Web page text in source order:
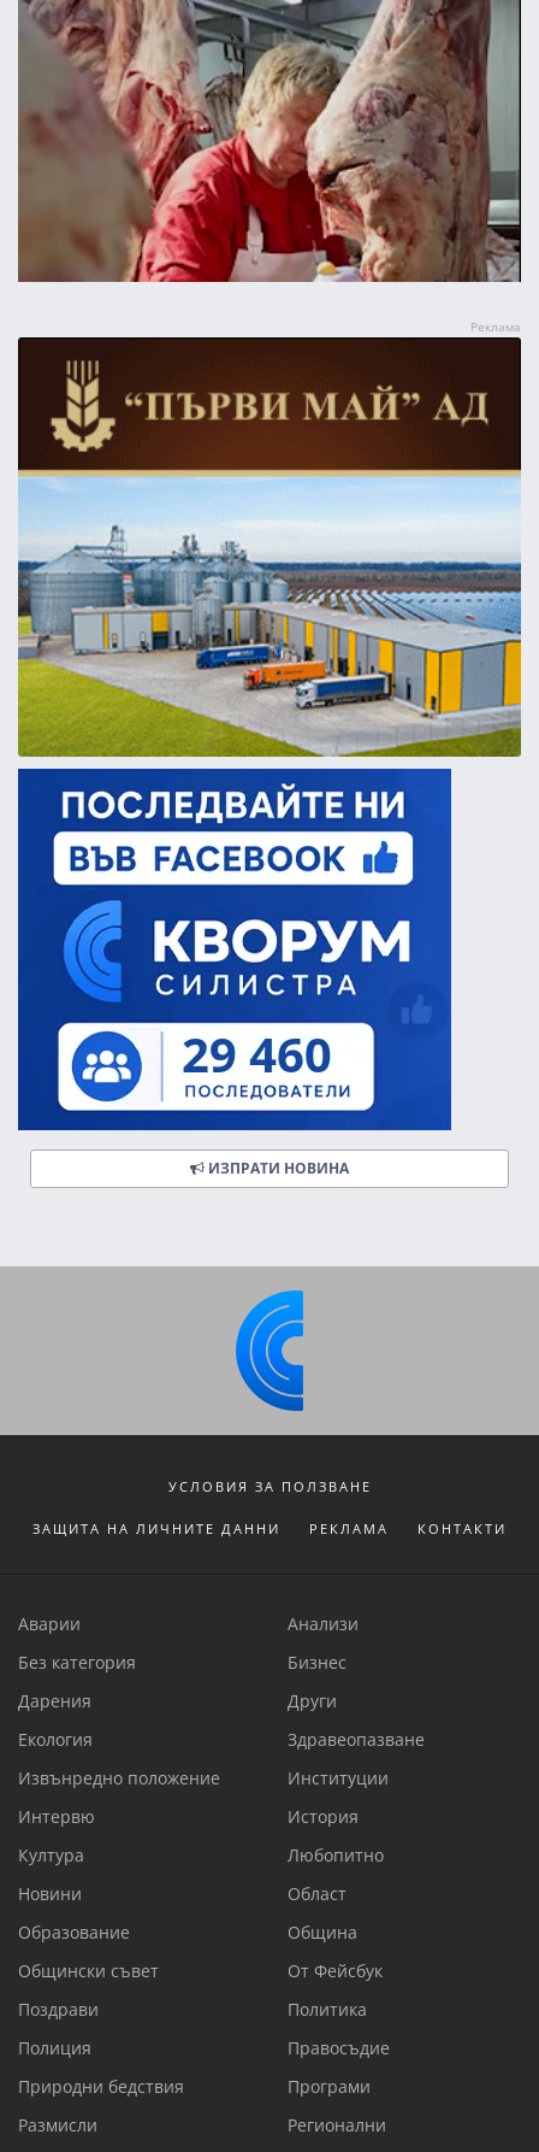
ИЗПРАТИ НОВИНА
УСЛОВИЯ ЗА ПОЛЗВАНЕ
ЗАЩИТА НА ЛИЧНИТЕ ДАННИ РЕКЛАМА КОНТАКТИ
Аварии
Анализи
Без категория
Бизнес
Дарения
Други
Екология
Здравеопазване
Извънредно положение
Институции
Интервю
История
Култура
Любопитно
Новини
Област
Образование
Община
Общински съвет
От Фейсбук
Поздрави
Политика
Полиция
Правосъдие
Природни бедствия
Програми
Размисли
Регионални